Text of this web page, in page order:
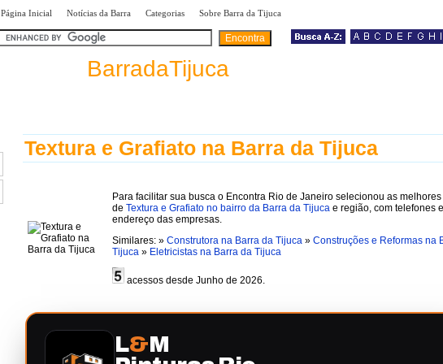
Página Inicial Notícias da Barra Categorias Sobre Barra da Tijuca
BarradaTijuca
Textura e Grafiato na Barra da Tijuca
Para facilitar sua busca o Encontra Rio de Janeiro selecionou as
de Textura e Grafiato no bairro da Barra da Tijuca e região, com telefones e
endereço das empresas.
Similares: » Construtora na Barra da Tijuca » Construções e Reformas na
Tijuca » Eletricistas na Barra da Tijuca
acessos desde Junho de 2026.
L&M